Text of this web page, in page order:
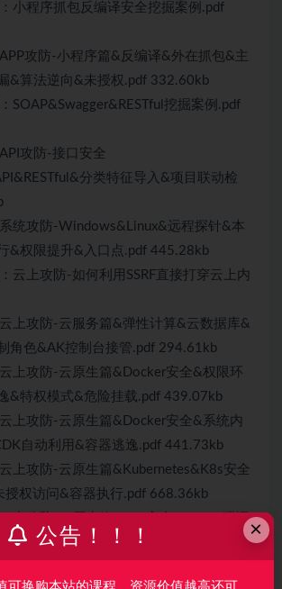
小程序抓包反编译安全挖掘案例.pdf
攻防-小程序篇&反编译&外在抓包&主
&算法逆向&未授权.pdf 332.60kb
SOAP&Swagger&RESTful挖掘案例.pdf
攻防-接口安全
分类特征导入&项目联动检
统攻防-Windows&Linux&远程探针&本
&权限提升&入口点.pdf 445.28kb
云上攻防-如何利用SSRF直接打穿云上内
上攻防-云服务篇&弹性计算&云数据库&
角色&AK控制台接管.pdf 294.61kb
上攻防-云原生篇&Docker安全&权限环
&特权模式&危险挂载.pdf 439.07kb
上攻防-云原生篇&Docker安全&系统内
自动利用&容器逃逸.pdf 441.73kb
上攻防-云原生篇&Kubernetes&K8s安全
授权访问&容器执行.pdf 668.36kb
上攻防-云原生篇&K8s安全&Config泄漏
鉴权&Proxy暴露.pdf 658.56kb
×
公告！！！